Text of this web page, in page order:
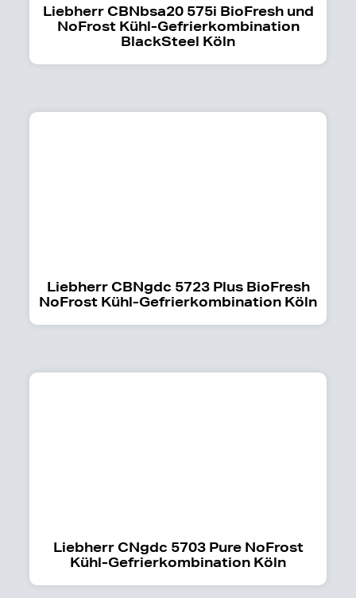
Liebherr CBNbsa20 575i BioFresh und
NoFrost Kühl-Gefrierkombination
BlackSteel Köln
Liebherr CBNgdc 5723 Plus BioFresh
NoFrost Kühl-Gefrierkombination Köln
Liebherr CNgdc 5703 Pure NoFrost
Kühl-Gefrierkombination Köln